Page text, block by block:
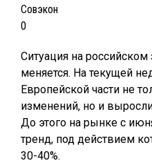
Совэкон
0
Ситуация на
меняется. На текущей
Европейской части не
изменений, но и
До этого на рынке с
тренд, под действием
30-40%.